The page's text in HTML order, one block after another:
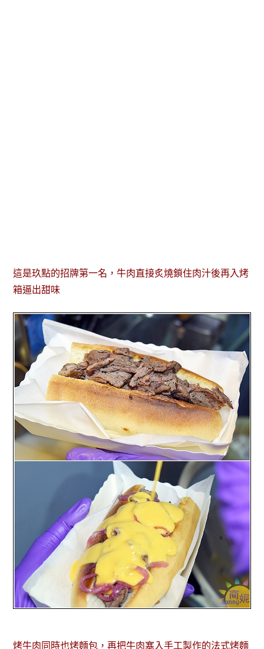
這是玖點的招牌第一名，牛肉直接炙燒鎖住肉汁後再入烤
箱逼出甜味
烤牛肉同時也烤麵包，再把牛肉塞入手工製作的法式烤麵